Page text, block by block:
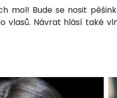
mol! Bude se nosit
vlasů. Návrat hlásí také